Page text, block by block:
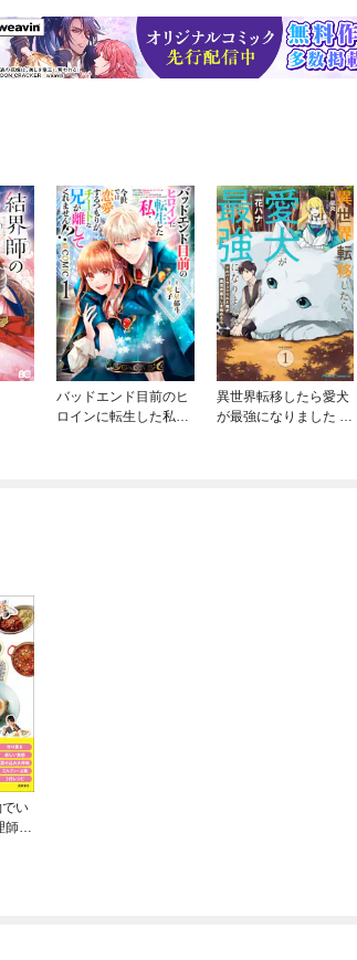
バッドエンド目前のヒ
ロインに転生した私、
異世界転移したら愛犬
が最強になりました ～
い
ご
お